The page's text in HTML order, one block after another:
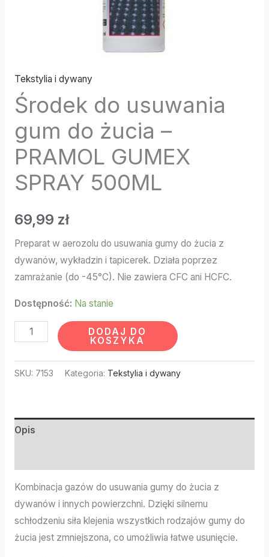
Tekstylia i dywany
Środek do usuwania
gum do żucia –
PRAMOL GUMEX
SPRAY 500ML
69,99 zł
Preparat w aerozolu do usuwania gumy do żucia z
dywanów, wykładzin i tapicerek. Działa poprzez
zamrażanie (do -45°C). Nie zawiera CFC ani HCFC.
Dostępność: Na stanie
DODAJ DO
KOSZYKA
SKU: 7153 Kategoria: Tekstylia i dywany
Opis
Kombinacja gazów do usuwania gumy do żucia z
dywanów i innych powierzchni. Dzięki silnemu
schłodzeniu siła klejenia wszystkich rodzajów gumy do
żucia jest zmniejszona, co umożliwia łatwe usunięcie.